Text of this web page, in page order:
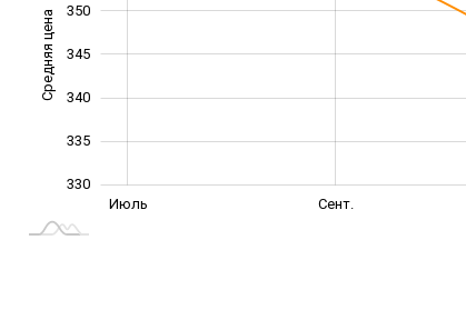
Средняя цена 330
330
335
340
345
350
МайИюль Сент.
Май